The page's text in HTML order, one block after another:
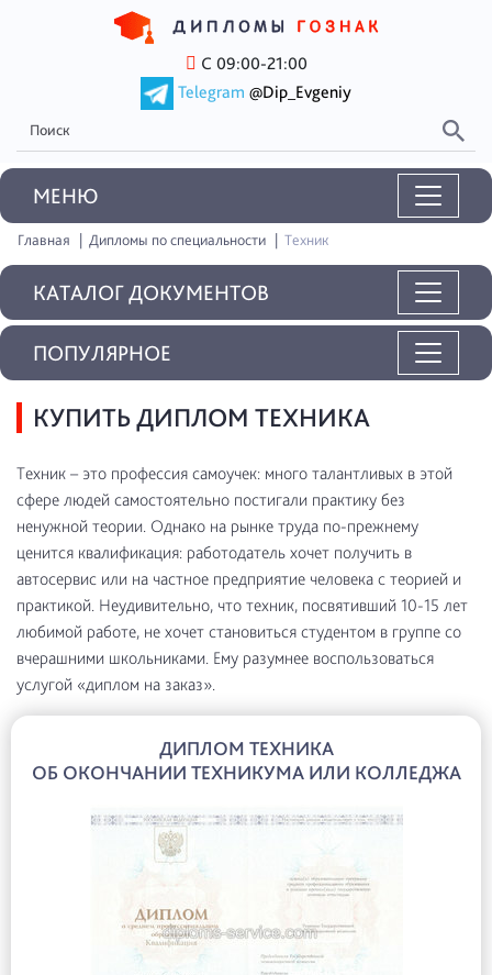
С 09:00-21:00
Telegram @Dip_Evgeniy
MEНЮ
Главная Дипломы по специальности Техник
КАТАЛОГ ДОКУМЕНТОВ
КУПИТЬ ДИПЛОМ ТЕХНИКА
Техник – это профессия самоучек: много талантливых в этой
сфере людей самостоятельно постигали практику без
ненужной теории. Однако на рынке труда по-прежнему
ценится квалификация: работодатель хочет получить в
автосервис или на частное предприятие человека с теорией и
практикой. Неудивительно, что техник, посвятивший 10-15 лет
любимой работе, не хочет становиться студентом в группе со
вчерашними школьниками. Ему разумнее воспользоваться
услугой «диплом на заказ».
ДИПЛОМ ТЕХНИКА
ОБ ОКОНЧАНИИ ТЕХНИКУМА ИЛИ КОЛЛЕДЖА
ПОПУЛЯРНОЕ